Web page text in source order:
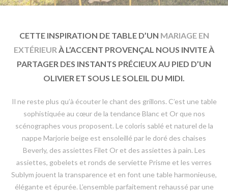
CETTE INSPIRATION DE TABLE D’UN MARIAGE EN
EXTÉRIEUR À L’ACCENT PROVENÇAL NOUS INVITE À
PARTAGER DES INSTANTS PRÉCIEUX AU PIED D’UN
OLIVIER ET SOUS LE SOLEIL DU MIDI.
Il ne reste plus qu’à écouter le chant des grillons. C’est une table
sophistiquée au cœur de la tendance Blanc et Or que nos
scénographes vous proposent. Le coloris sablé et naturel de la
nappe Marjorie beige est ensoleillé par le doré des chaises
Beverly, des assiettes Filet Or et des assiettes à pain. Les
assiettes, gobelets et ronds de serviette Prisme et les verres
Sublym jouent la transparence et en font une table harmonieuse,
élégante et épurée. L’ensemble parfaitement rehaussé par une